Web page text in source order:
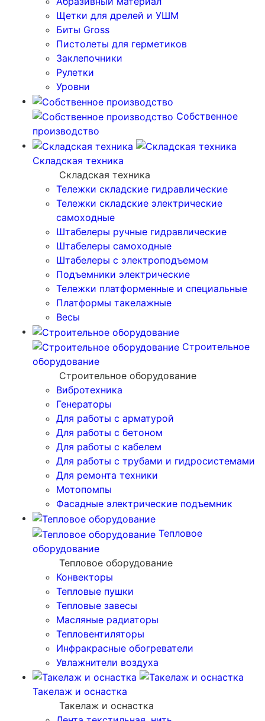
Щетки для дрелей и УШМ
Биты Gross
Пистолеты для герметиков
Заклепочники
Рулетки
Уровни
Собственное
производство
Складская техника
Складская техника
Тележки складские гидравлические
Тележки складские электрические
самоходные
Штабелеры ручные гидравлические
Штабелеры самоходные
Штабелеры с электроподъемом
Подъемники электрические
Тележки платформенные и специальные
Платформы такелажные
Весы
Строительное
оборудование
Строительное оборудование
Вибротехника
Генераторы
Для работы с арматурой
Для работы с бетоном
Для работы с кабелем
Для работы с трубами и гидросистемами
Для ремонта техники
Мотопомпы
Фасадные электрические подъемник
Тепловое
оборудование
Тепловое оборудование
Конвекторы
Тепловые пушки
Тепловые завесы
Масляные радиаторы
Тепловентиляторы
Инфракрасные обогреватели
Увлажнители воздуха
Такелаж и оснастка
Такелаж и оснастка